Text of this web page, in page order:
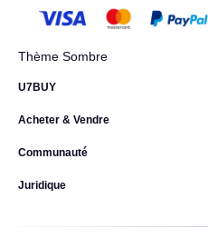
Thème Sombre
U7BUY
Acheter & Vendre
Communauté
Juridique